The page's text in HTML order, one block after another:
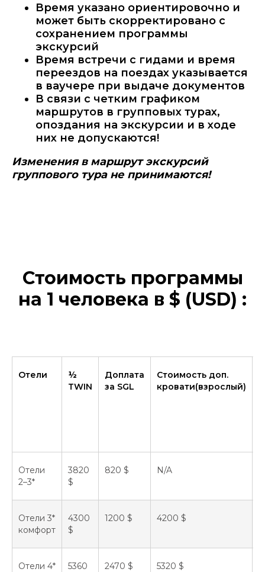
Время указано ориентировочно и
может быть скорректировано с
сохранением программы
экскурсий
Время встречи с гидами и время
переездов на поездах указывается
в ваучере при выдаче документов
В связи с четким графиком
маршрутов в групповых турах,
опоздания на экскурсии и в ходе
них не допускаются!
Изменения в маршрут экскурсий
группового тура не принимаются!
Стоимость программы
на 1 человека в $ (USD) :
Отели
½
TWIN
Доплата
за SGL
Стоимость доп.
кровати(взрослый)
Отели
2–3*
3820
$
820 $ N/A
Отели 3*
комфорт
4300
$
1200 $ 4200 $
Отели 4*
5360
2470 $ 5320 $